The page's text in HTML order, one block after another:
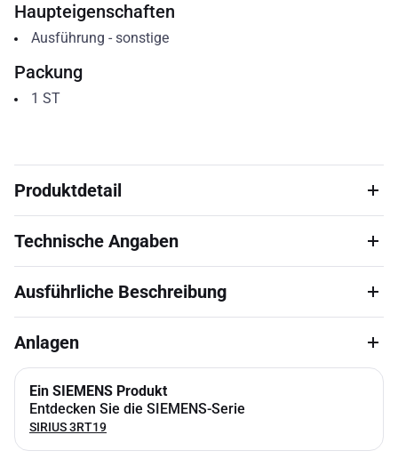
Haupteigenschaften
Ausführung - sonstige
Packung
1 ST
Produktdetail
Technische Angaben
Ausführliche Beschreibung
Anlagen
Ein SIEMENS Produkt
Entdecken Sie die SIEMENS-Serie
SIRIUS 3RT19